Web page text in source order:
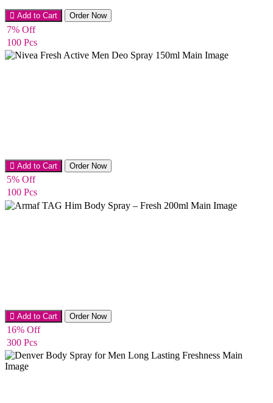
Men’s Perfume
Add to Cart Order Now
7% Off
100 Pcs
Men’s Perfume
Add to Cart Order Now
5% Off
100 Pcs
Men’s Perfume
Add to Cart Order Now
16% Off
300 Pcs